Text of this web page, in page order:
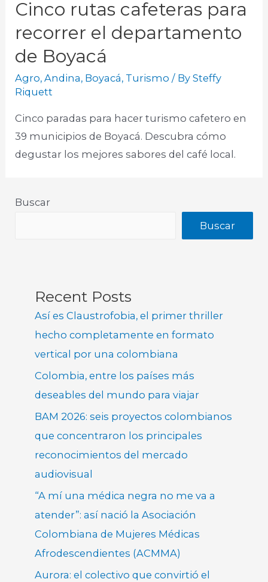
Cinco rutas cafeteras para
recorrer el departamento
de Boyacá
Agro,Andina, Boyacá, Turismo / BySteffy
Riquett
Cinco paradas para hacer turismo cafetero en
39 municipios de Boyacá. Descubra cómo
degustar los mejores sabores del café local.
Buscar
Buscar
Recent Posts
Así es Claustrofobia, el primer thriller
hecho completamente en formato
vertical por una colombiana
Colombia, entre los países más
deseables del mundo para viajar
BAM 2026: seis proyectos colombianos
que concentraron los principales
reconocimientos del mercado
audiovisual
“A mí una médica negra no me va a
atender”: así nació la Asociación
Colombiana de Mujeres Médicas
Afrodescendientes (ACMMA)
Aurora: el colectivo que convirtió el